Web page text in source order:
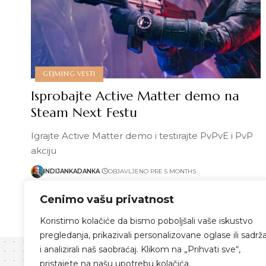
Cenimo vašu privatnost
Koristimo kolačiće da bismo poboljšali vaše iskustvo
pregledanja, prikazivali personalizovane oglase ili
i analizirali naš saobraćaj. Klikom na „Prihvati sve“,
pristajete na našu upotrebu kolačića.
GEJMING VESTI
Isprobajte Active Matter demo na
Steam Next Festu
Igrajte Active Matter demo i testirajte PvPvE i PvP
akciju
INDIJANKADANKA OBJAVLJENO PRE 5 MONTHS
Pročitaj više